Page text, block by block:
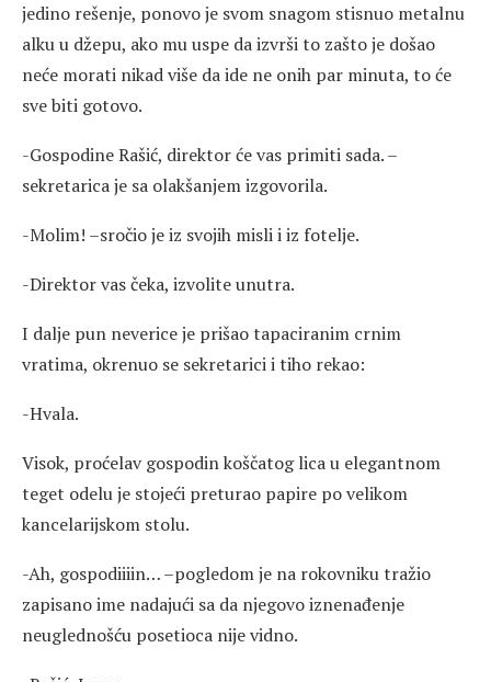
jedino rešenje, ponovo je svom snagom stisnuo metalnu
alku u džepu, ako mu uspe da izvrši to zašto je došao
neće morati nikad više da ide ne onih par minuta, to će
sve biti gotovo.
-Gospodine Rašić, direktor će vas primiti sada. –
sekretarica je sa olakšanjem izgovorila.
-Molim! –sročio je iz svojih misli i iz fotelje.
-Direktor vas čeka, izvolite unutra.
I dalje pun neverice je prišao tapaciranim crnim
vratima, okrenuo se sekretarici i tiho rekao:
-Hvala.
Visok, proćelav gospodin koščatog lica u elegantnom
teget odelu je stojeći preturao papire po velikom
kancelarijskom stolu.
-Ah, gospodiiiin… –pogledom je na rokovniku tražio
zapisano ime nadajući sa da njegovo iznenađenje
neuglednošću posetioca nije vidno.